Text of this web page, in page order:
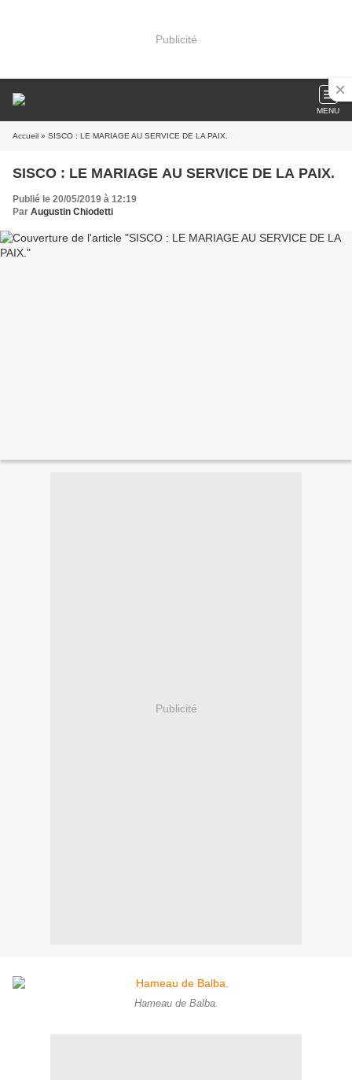
Publicité
MENU
Accueil » SISCO : LE MARIAGE AU SERVICE DE LA PAIX.
SISCO : LE MARIAGE AU SERVICE DE LA PAIX.
Publié le 20/05/2019 à 12:19
Par Augustin Chiodetti
Publicité
Hameau de Balba.